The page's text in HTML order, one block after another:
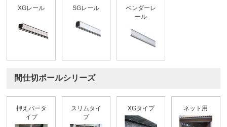
XGレール SGレール
ベンダーレ
ール
間仕切ポールシリーズ
押えバータ
イプ
スリムタイ
プ
XGタイプ ネット用